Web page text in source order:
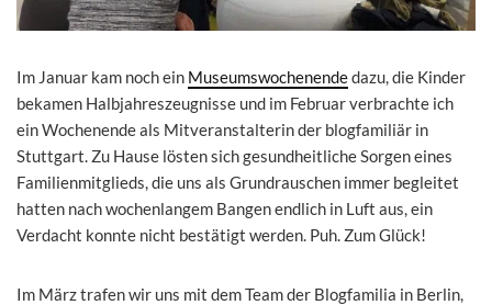
Im Januar kam noch ein Museumswochenendedazu, die Kinder
bekamen Halbjahreszeugnisse und im Februar verbrachte ich
ein Wochenende als Mitveranstalterin der blogfamiliär in
Stuttgart. Zu Hause lösten sich gesundheitliche Sorgen eines
Familienmitglieds, die uns als Grundrauschen immer begleitet
hatten nach wochenlangem Bangen endlich in Luft aus, ein
Verdacht konnte nicht bestätigt werden. Puh. Zum Glück!
Im März trafen wir uns mit dem Team der Blogfamilia in Berlin,